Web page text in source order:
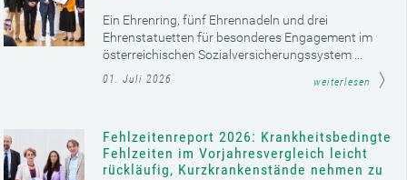
Ein Ehrenring, fünf Ehrennadeln und drei
Ehrenstatuetten für besonderes Engagement im
österreichischen Sozialversicherungssystem ...
01. Juli 2026 weiterlesen
Fehlzeitenreport 2026: Krankheitsbedingte
Fehlzeiten im Vorjahresvergleich leicht
rückläufig, Kurzkrankenstände nehmen zu